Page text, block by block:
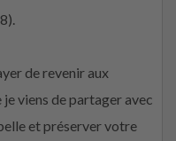
de revenir aux
viens de partager avec
et préserver votre